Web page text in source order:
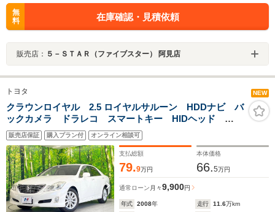
無
料
在庫確認・見積依頼
販売店： ５－ＳＴＡＲ（ファイブスター） 阿見店
トヨタ NEW
クラウンロイヤル 2.5 ロイヤルサルーン HDDナビ バ
ックカメラ ドラレコ スマートキー HIDヘッド
ETC クルコン 純正17インチアルミ オートライト
デュアルエアコン CD DVD再生 フルセグ
販売店保証 購入プラン付 オンライン相談可
支払総額
79.9万円
本体価格
66.5万円
通常ローン 月々9,900円
年式 2008年 走行 11.6万km